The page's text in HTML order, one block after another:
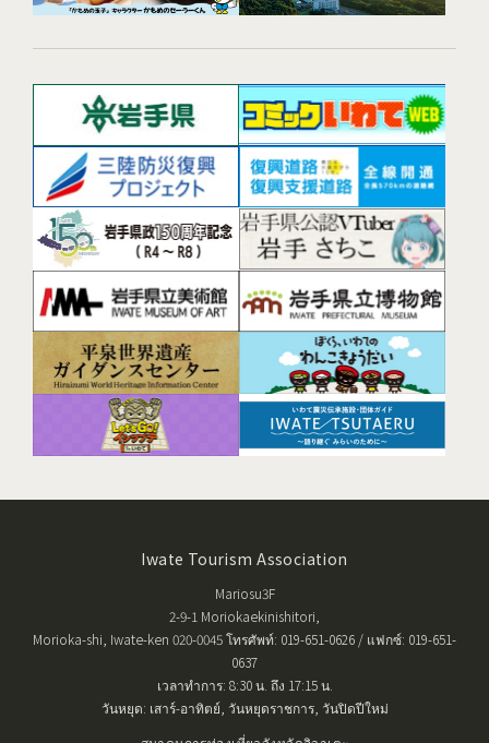
Iwate Tourism Association
Mariosu3F
2-9-1 Moriokaekinishitori,
Morioka-shi, Iwate-ken 020-0045 โทรศัพท์: 019-651-0626 / แฟกซ์: 019-651-
0637
เวลาทำการ: 8:30 น. ถึง 17:15 น.
วันหยุด: เสาร์-อาทิตย์, วันหยุดราชการ, วันปิดปีใหม่